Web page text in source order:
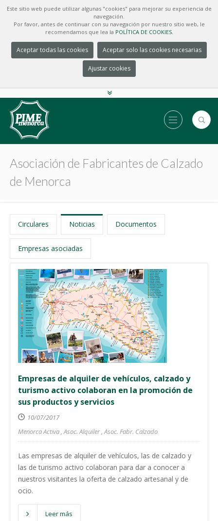
Este sitio web puede utilizar algunas "cookies" para mejorar su experiencia de
navegación.
Por favor, antes de continuar con su navegación por nuestro sitio web, le
recomendamos que lea la POLÍTICA DE COOKIES.
Aceptar todas las cookies Aceptar solo las cookies necesarias
Ajustar cookies
Asociación de Fabricantes de Calzado
de Menorca
Circulares Noticias Documentos
Empresas asociadas
Empresas de alquiler de vehículos, calzado y
turismo activo colaboran en la promoción de
sus productos y servicios
10/07/2017
Menorca Activa,Asoc. Alquiler,Asoc. Fabr. Calzado
Las empresas de alquiler de vehículos, las de calzado y
las de turismo activo colaboran para dar a conocer a
nuestros visitantes la oferta de calzado artesanal y de
ocio.
Leer más